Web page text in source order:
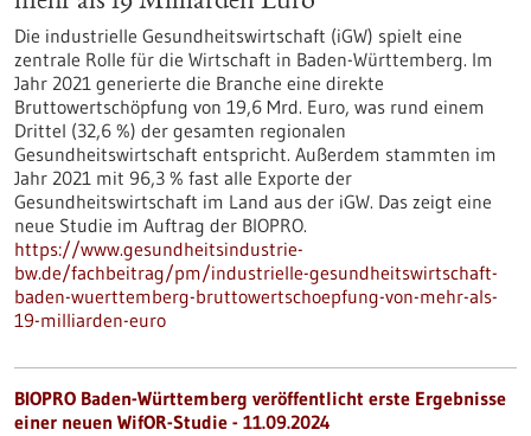
Die industrielle Gesundheitswirtschaft (iGW) spielt eine
zentrale Rolle für die Wirtschaft in Baden-Württemberg. Im
Jahr 2021 generierte die Branche eine direkte
Bruttowertschöpfung von 19,6 Mrd. Euro, was rund einem
Drittel (32,6 %) der gesamten regionalen
Gesundheitswirtschaft entspricht. Außerdem stammten im
Jahr 2021 mit 96,3 % fast alle Exporte der
Gesundheitswirtschaft im Land aus der iGW. Das zeigt eine
neue Studie im Auftrag der BIOPRO.
https://www.gesundheitsindustrie-
bw.de/fachbeitrag/pm/industrielle-gesundheitswirtschaft-
baden-wuerttemberg-bruttowertschoepfung-von-mehr-als-
19-milliarden-euro
BIOPRO Baden-Württemberg veröffentlicht erste Ergebnisse
einer neuen WifOR-Studie - 11.09.2024